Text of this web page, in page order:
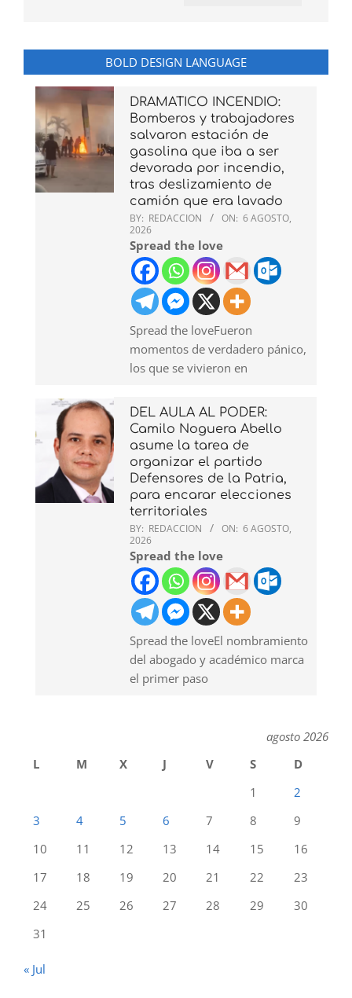
BOLD DESIGN LANGUAGE
DRAMATICO INCENDIO:
Bomberos y trabajadores
salvaron estación de
gasolina que iba a ser
devorada por incendio,
tras deslizamiento de
camión que era lavado
BY: REDACCION ON: 6 AGOSTO,
2026
Spread the love
Spread the loveFueron
momentos de verdadero pánico,
los que se vivieron en
DEL AULA AL PODER:
Camilo Noguera Abello
asume la tarea de
organizar el partido
Defensores de la Patria,
para encarar elecciones
territoriales
BY: REDACCION ON: 6 AGOSTO,
2026
Spread the love
Spread the loveEl nombramiento
del abogado y académico marca
el primer paso
agosto 2026
L
M X J V S
D
1
2
3
4 5 6 7 8
9
10
11 12 13 14 15
16
17
18 19 20 21 22
23
24
25 26 27 28 29
30
31
« Jul